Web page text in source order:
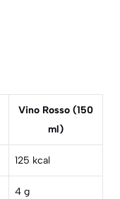
Vino Rosso (150
ml)
125 kcal
4 g